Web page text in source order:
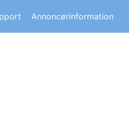
Annoncørinformation